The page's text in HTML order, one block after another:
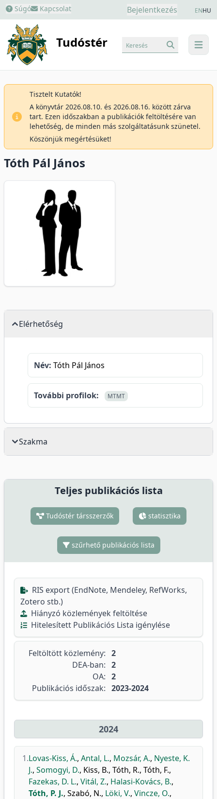
Súgó Kapcsolat Bejelentkezés ENHU
Tudóstér menu
Keresés
Tisztelt Kutatók!
A könyvtár 2026.08.10. és 2026.08.16. között zárva
tart. Ezen időszakban a publikációk feltöltésére van
lehetőség, de minden más szolgáltatásunk szünetel.
Köszönjük megértésüket!
Tóth Pál János
Elérhetőség
Név: Tóth Pál János
További profilok: MTMT
Szakma
Teljes publikációs lista
Tudóstér társszerzők statisztika
szűrhető publikációs lista
RIS export (EndNote, Mendeley, RefWorks,
Zotero stb.)
Hiányzó közlemények feltöltése
Hitelesített Publikációs Lista igénylése
Feltöltött közlemény: 2
DEA-ban: 2
OA: 2
Publikációs időszak: 2023-2024
2024
1.Lovas-Kiss, Á., Antal, L., Mozsár, A., Nyeste, K.
J., Somogyi, D., Kiss, B., Tóth, R., Tóth, F.,
Fazekas, D. L., Vitál, Z., Halasi-Kovács, B.,
Tóth, P. J., Szabó, N., Löki, V., Vincze, O.,